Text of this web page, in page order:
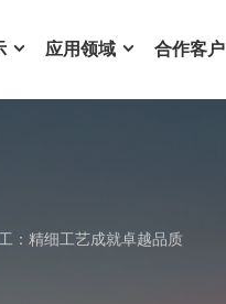
应用领域 合作客户
：精细工艺成就卓越品质